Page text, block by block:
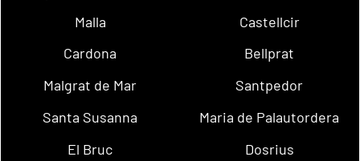
Malla
Castellcir
Cardona
Bellprat
Malgrat de Mar
Santpedor
Santa Susanna
Maria de Palautordera
El Bruc
Dosrius